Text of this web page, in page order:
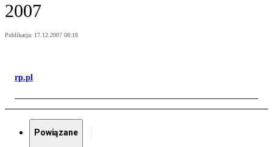
2007
Publikacja: 17.12.2007 08:18
rp.pl
Powiązane